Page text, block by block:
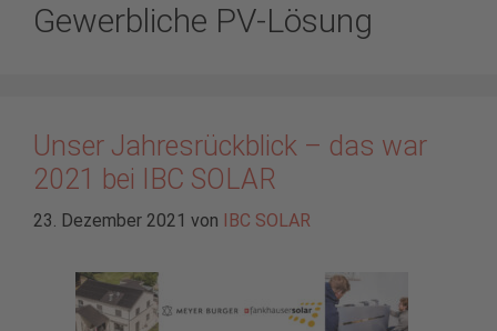
Gewerbliche PV-Lösung
Unser Jahresrückblick – das war
2021 bei IBC SOLAR
23. Dezember 2021 von IBC SOLAR